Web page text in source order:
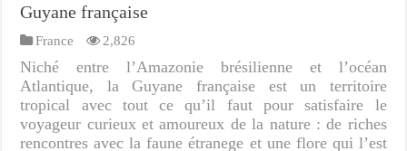
Guyane française
France 2,826
Niché entre l’Amazonie brésilienne et l’océan
Atlantique, la Guyane française est un territoire
tropical avec tout ce qu’il faut pour satisfaire le
voyageur curieux et amoureux de la nature : de riches
rencontres avec la faune étranege et une flore qui l’est